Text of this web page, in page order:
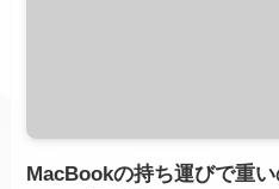
MacBookの持ち運びで重